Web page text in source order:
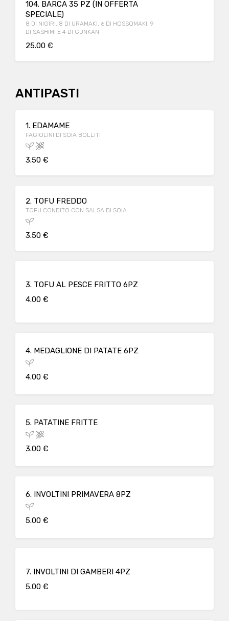
104. BARCA 35 PZ (IN OFFERTA
SPECIALE)
8 DI NIGIRI, 8 DI URAMAKI, 6 DI HOSSOMAKI, 9
DI SASHIMI E 4 DI GUNKAN
25.00 €
ANTIPASTI
1. EDAMAME
FAGIOLINI DI SOIA BOLLITI
3.50 €
2. TOFU FREDDO
TOFU CONDITO CON SALSA DI SOIA
3.50 €
3. TOFU AL PESCE FRITTO 6PZ
4.00 €
4. MEDAGLIONE DI PATATE 6PZ
4.00 €
5. PATATINE FRITTE
3.00 €
6. INVOLTINI PRIMAVERA 8PZ
5.00 €
7. INVOLTINI DI GAMBERI 4PZ
5.00 €